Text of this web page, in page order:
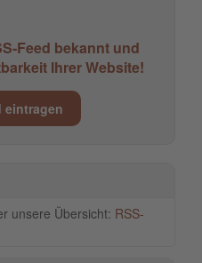
Feed bekannt und
Ihrer Website!
eintragen
unsere Übersicht: RSS-